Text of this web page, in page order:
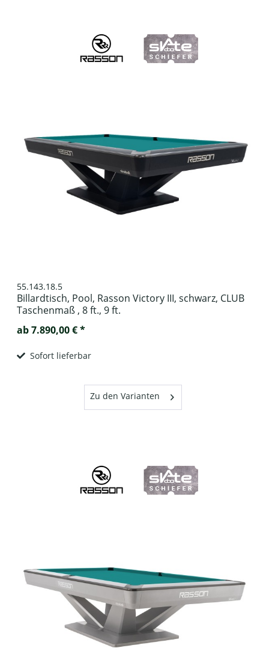
55.143.18.5
Billardtisch, Pool, Rasson Victory III, schwarz, CLUB
Taschenmaß , 8 ft., 9 ft.
ab 7.890,00 € *
Sofort lieferbar
Zu den Varianten